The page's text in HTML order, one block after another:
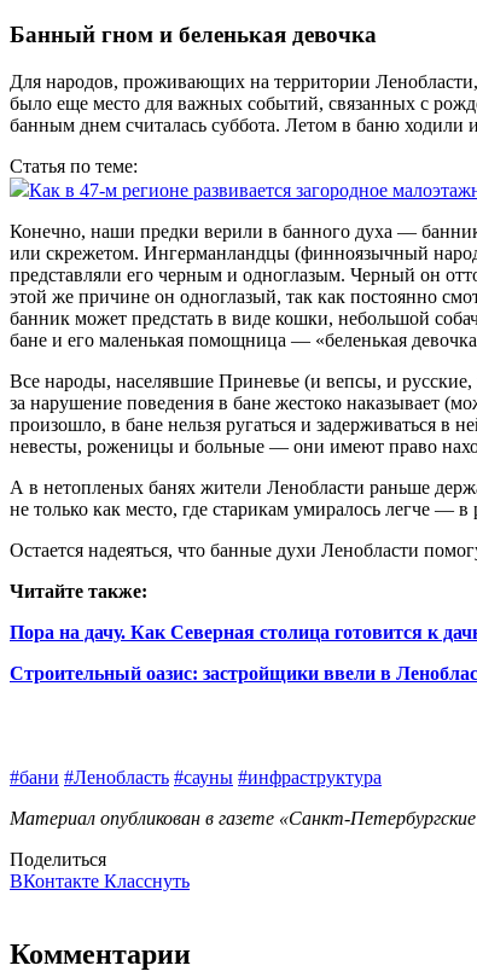
Банный гном и беленькая девочка
Для народов, проживающих на территории
было еще место для важных событий, связанных с
банным днем считалась суббота. Летом в баню
Статья по теме:
Как в 47‑м регионе развивается загородное
Конечно, наши предки верили в банного духа —
или скрежетом. Ингерманландцы (финноязычный
представляли его черным и одноглазым. Черный он
этой же причине он одноглазый, так как постоянно
банник может предстать в виде кошки, небольшой
бане и его маленькая помощница — «беленькая
Все народы, населявшие Приневье (и вепсы, и
за нарушение поведения в бане жестоко наказывает
произошло, в бане нельзя ругаться и задерживаться
невесты, роженицы и больные — они имеют право
А в нетопленых банях жители Ленобласти раньше
не только как место, где старикам умиралось легче
Остается надеяться, что банные духи Ленобласти
Читайте также:
Пора на дачу. Как Северная столица готовится к
Строительный оазис: застройщики ввели в
#бани #Ленобласть #сауны #инфраструктура
Материал опубликован в газете «Санкт-
Поделиться
ВКонтакте Класснуть
Комментарии